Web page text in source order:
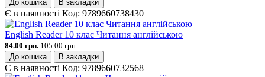
До кошика
В закладки
Є в наявності Код: 9789660738430
English Reader 10 клас Читання англійською
84.00 грн. 105.00 грн.
До кошика
В закладки
Є в наявності Код: 9789660732568